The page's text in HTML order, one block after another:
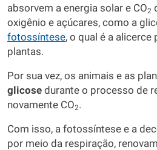
absorvem a energia solar e CO2
oxigênio e açúcares, como a
fotossíntese, o qual é a
plantas.
Por sua vez, os animais e as
glicose durante o processo de
novamente CO2.
Com isso, a fotossíntese e a
por meio da respiração,